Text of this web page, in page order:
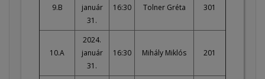
9.B
január
31.
16:30 Tolner Gréta 301
10.A
2024.
január
31.
16:30 Mihály Miklós 201